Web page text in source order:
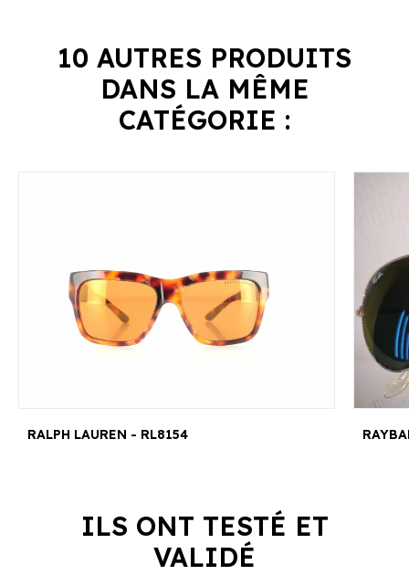
10 AUTRES PRODUITS
DANS LA MÊME
CATÉGORIE :
RALPH LAUREN - RL8154
ILS ONT TESTÉ ET
VALIDÉ